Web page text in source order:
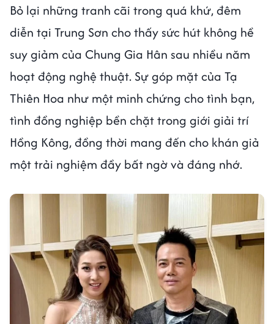
Bỏ lại những tranh cãi trong quá khứ, đêm
diễn tại Trung Sơn cho thấy sức hút không hề
suy giảm của Chung Gia Hân sau nhiều năm
hoạt động nghệ thuật. Sự góp mặt của Tạ
Thiên Hoa như một minh chứng cho tình bạn,
tình đồng nghiệp bền chặt trong giới giải trí
Hồng Kông, đồng thời mang đến cho khán giả
một trải nghiệm đầy bất ngờ và đáng nhớ.